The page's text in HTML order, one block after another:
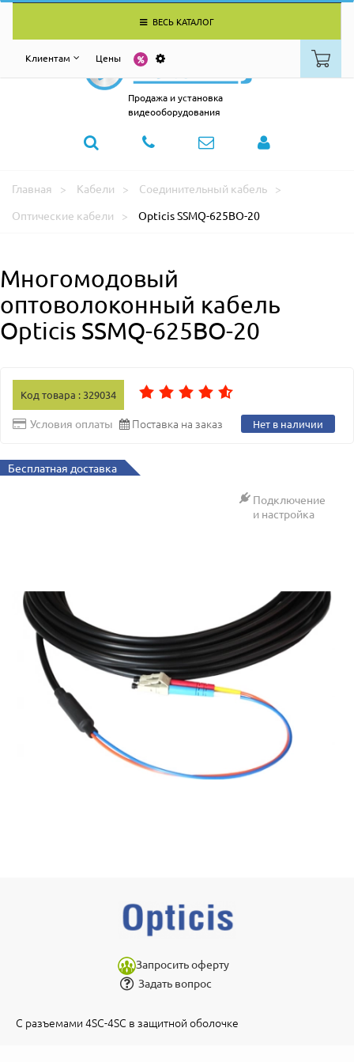
ВЕСЬ КАТАЛОГ
Клиентам Цены
Продажа и установка
видеооборудования
Главная Кабели
Соединительный кабель
Оптические кабели
Opticis SSMQ-625BO-20
Многомодовый
оптоволоконный кабель
Opticis SSMQ-625BO-20
Код товара : 329034
Условия оплаты Поставка на заказ Нет в наличии
Бесплатная доставка
Подключение
и настройка
Запросить оферту
Задать вопрос
С разъемами 4SC-4SC в защитной оболочке